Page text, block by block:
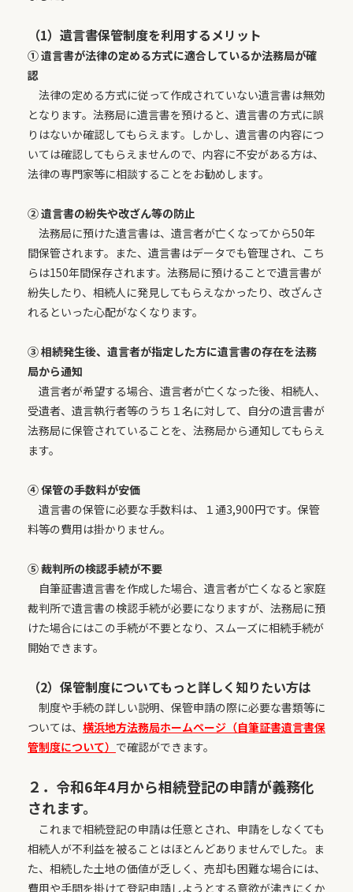
（1）遺言書保管制度を利用するメリット
① 遺言書が法律の定める方式に適合しているか法務局が確
認
法律の定める方式に従って作成されていない遺言書は無効
となります。法務局に遺言書を預けると、遺言書の方式に誤
りはないか確認してもらえます。しかし、遺言書の内容につ
いては確認してもらえませんので、内容に不安がある方は、
法律の専門家等に相談することをお勧めします。
② 遺言書の紛失や改ざん等の防止
法務局に預けた遺言書は、遺言者が亡くなってから50年
間保管されます。また、遺言書はデータでも管理され、こち
らは150年間保存されます。法務局に預けることで遺言書が
紛失したり、相続人に発見してもらえなかったり、改ざんさ
れるといった心配がなくなります。
③ 相続発生後、遺言者が指定した方に遺言書の存在を法務
局から通知
遺言者が希望する場合、遺言者が亡くなった後、相続人、
受遺者、遺言執行者等のうち１名に対して、自分の遺言書が
法務局に保管されていることを、法務局から通知してもらえ
ます。
④ 保管の手数料が安価
遺言書の保管に必要な手数料は、１通3,900円です。保管
料等の費用は掛かりません。
⑤ 裁判所の検認手続が不要
自筆証書遺言書を作成した場合、遺言者が亡くなると家庭
裁判所で遺言書の検認手続が必要になりますが、法務局に預
けた場合にはこの手続が不要となり、スムーズに相続手続が
開始できます。
（2）保管制度についてもっと詳しく知りたい方は
制度や手続の詳しい説明、保管申請の際に必要な書類等に
ついては、 横浜地方法務局ホームページ（自筆証書遺言書保
管制度について） で確認ができます。
２．令和6年4月から相続登記の申請が義務化
されます。
これまで相続登記の申請は任意とされ、申請をしなくても
相続人が不利益を被ることはほとんどありませんでした。ま
た、相続した土地の価値が乏しく、売却も困難な場合には、
費用や手間を掛けて登記申請しようとする意欲が沸きにくか